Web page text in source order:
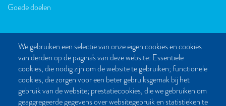
We gebruiken een selectie van onze eigen cookies en cookies
van derden op de pagina's van deze website: Essentiële
cookies, die nodig zijn om de website te gebruiken; functionele
cookies, die zorgen voor een beter gebruiksgemak bij het
gebruik van de website; prestatiecookies, die we gebruiken om
geaggregeerde gegevens over websitegebruik en statistieken te
Goede doelen
CONTACT
Post- en bezoekadres:
Kattegat 32-8